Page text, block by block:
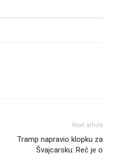
Next article
Tramp napravio klopku za
Švajcarsku: Reč je o